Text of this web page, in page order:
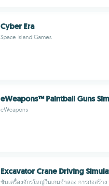
Cyber Era
Space Island Games
eWeapons™ Paintball Guns
eWeapons
Excavator Crane Driving
ขับเครื่องจักรใหญ่ในเกมจำลอง การก่อสร้าง